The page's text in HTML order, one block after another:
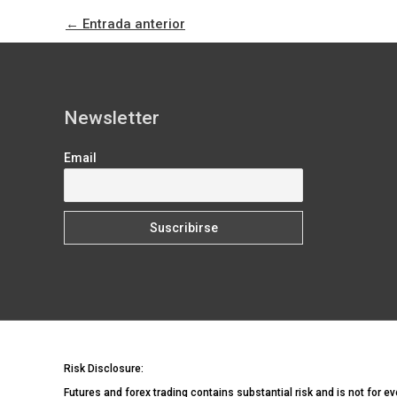
← Entrada anterior
Newsletter
Email
Risk Disclosure:
Futures and forex trading contains substantial risk and is not for